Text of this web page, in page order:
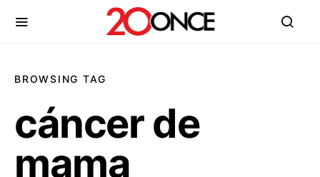
BROWSING TAG
cáncer de
mama